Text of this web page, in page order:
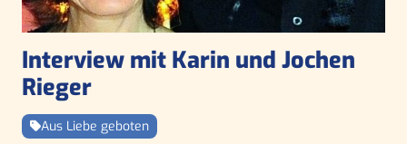
Interview mit Karin und Jochen
Rieger
Aus Liebe geboten